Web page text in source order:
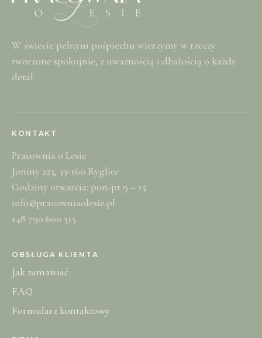
W świecie pełnym pośpiechu wierzymy w rzeczy
tworzone spokojnie, z uważnością i dbałością o każdy
detal.
KONTAKT
Pracownia o Lesie
Joniny 223, 33-160 Ryglice
Godziny otwarcia: pon-pt 9 – 15
info@pracowniaolesie.pl
+48 790 600 315
OBSŁUGA KLIENTA
Jak zamawiać
FAQ
Formularz kontaktowy